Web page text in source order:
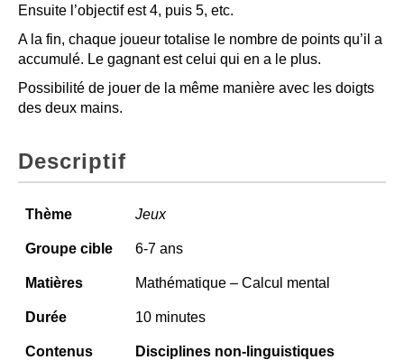
Ensuite l’objectif est 4, puis 5, etc.
A la fin, chaque joueur totalise le nombre de points qu’il a
accumulé. Le gagnant est celui qui en a le plus.
Possibilité de jouer de la même manière avec les doigts
des deux mains.
Descriptif
Thème Jeux
Groupe cible 6-7 ans
Matières Mathématique – Calcul mental
Durée 10 minutes
Contenus
Disciplines non-linguistiques